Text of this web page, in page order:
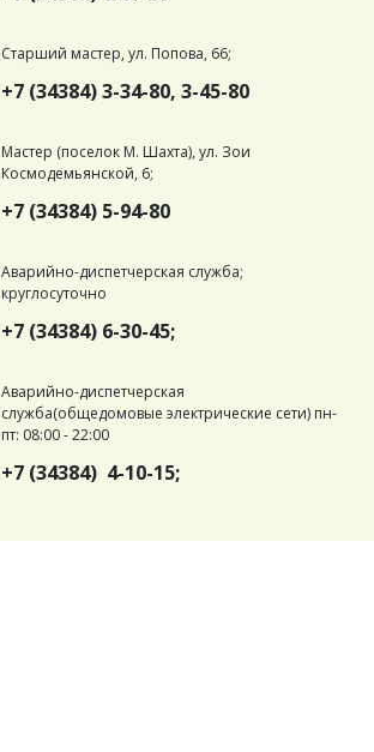
Старший мастер, ул. Попова, 66;
+7 (34384) 3-34-80, 3-45-80
Мастер (поселок М. Шахта), ул. Зои
Космодемьянской, 6;
+7 (34384) 5-94-80
Аварийно-диспетчерская служба;
круглосуточно
+7 (34384) 6-30-45;
Аварийно-диспетчерская
служба(общедомовые электрические сети) пн-
пт: 08:00 - 22:00
+7 (34384) 4-10-15;